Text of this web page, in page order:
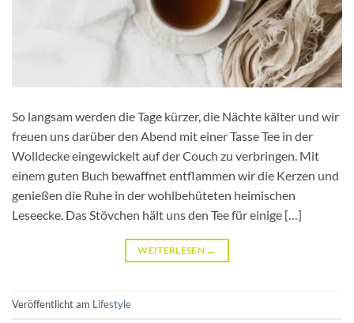
So langsam werden die Tage kürzer, die Nächte kälter und wir
freuen uns darüber den Abend mit einer Tasse Tee in der
Wolldecke eingewickelt auf der Couch zu verbringen. Mit
einem guten Buch bewaffnet entflammen wir die Kerzen und
genießen die Ruhe in der wohlbehüteten heimischen
Leseecke. Das Stövchen hält uns den Tee für einige […]
WEITERLESEN →
Veröffentlicht am Lifestyle